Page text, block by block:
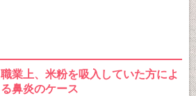
職業上、米粉を吸入していた方によ
る鼻炎のケース